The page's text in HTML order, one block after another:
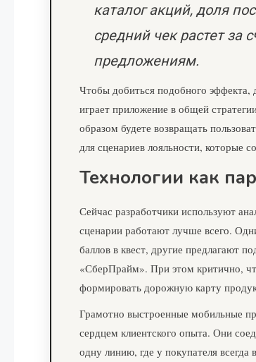
каталог акций, доля
средний чек растет за
предложениям.
Чтобы добиться подобного эффекта,
играет приложение в общей
образом будете возвращать
для сценариев лояльности, которые
Технологии как
Сейчас разработчики используют
сценарии работают лучше всего.
баллов в квест, другие предлагают
«СберПрайм». При этом критично,
формировать дорожную карту
Грамотно выстроенные мобильные
сердцем клиентского опыта. Они
одну линию, где у покупателя